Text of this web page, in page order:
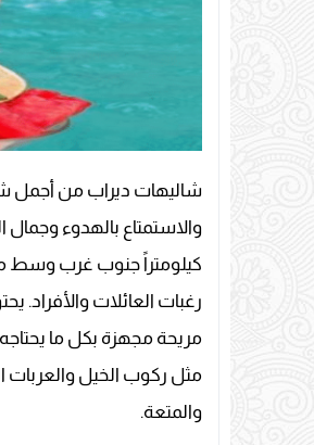
شاليهات ديراب من أجمل
والاستمتاع بالهدوء
كيلومتراً جنوب غرب وسط
رغبات العائلات
مريحة مجهزة بكل ما
مثل ركوب الخيل والعربات
والمتعة.